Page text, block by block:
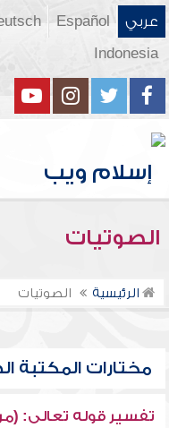
عربي Español
Indonesia
الصوتيات
الرئيسية الصوتيات
مختارات المكتبة
تفسير قوله تعالى: